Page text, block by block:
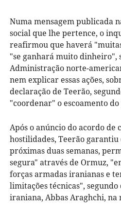
Numa mensagem publicada
social que lhe pertence, o
reafirmou que haverá
"se ganhará muito dinheiro",
Administração norte-
nem explicar essas ações,
declaração de Teerão,
"coordenar" o escoamento
Após o anúncio do acordo de
hostilidades, Teerão garantiu
próximas duas semanas,
segura" através de Ormuz,
forças armadas iranianas e
limitações técnicas",
iraniana, Abbas Araghchi, na